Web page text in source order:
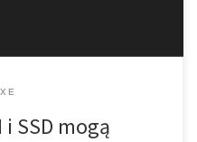
i SSD mogą